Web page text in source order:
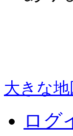
大きな
ログ